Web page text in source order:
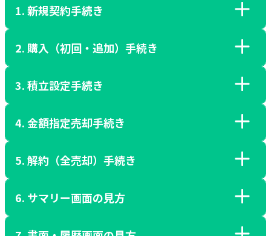
1. 新規契約手続き
タイムスケジュール
13:00まで（T）
お申込みの受付
翌日朝（T+1） 契約完了
契約完了後 初回の購入手続きへ
※口座開設の審査に数日程度かかる場合があります。
2. 購入（初回・追加）手続き
タイムスケジュール
16:00まで（T）
購入注文の受付
原則当日夜（T） 購入代金の自動振替
（証券総合口座からSBIラップ口座へ）
翌営業日以降 注文執行
3. 積立設定手続き
タイムスケジュール
23:55まで
積立注文の受付
積立日
（証券総合口座からSBIラップ口座へ）
積立日の
4. 金額指定売却手続き
タイムスケジュール
16:00まで（T）
売却注文の受付
注文執行
5. 解約（全売却）手続き
タイムスケジュール
解約注文の受付
6. サマリー画面の見方